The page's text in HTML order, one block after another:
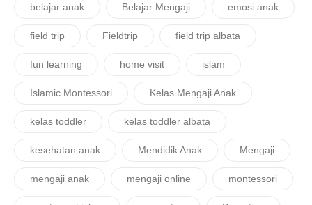
belajar anak Belajar Mengaji emosi anak
field trip Fieldtrip field trip albata
fun learning home visit islam
Islamic Montessori Kelas Mengaji Anak
kelas toddler kelas toddler albata
kesehatan anak Mendidik Anak Mengaji
mengaji anak mengaji online montessori